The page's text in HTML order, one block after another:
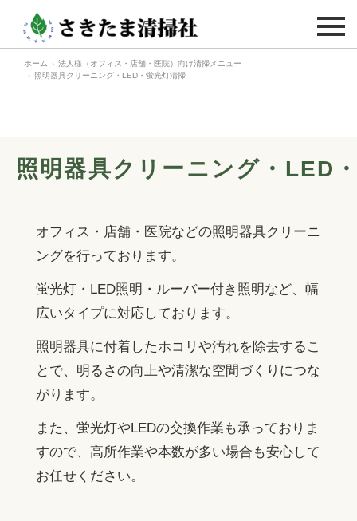
ハウスクリーニング
ガスレンジ
換気扇
浴室乾燥機
洗面台
トイレ
ガラス・サッシ・網戸
フロア（床）洗浄・ワックス
カーペット
ガラス
家庭用エアコン
業務用エアコン
トイレ
ブラインド
共有部分
介護施設者様向け居室清掃
大家様向け新築物件
大家様向け中古物件
不動産業者様向け新築物件
不動産業者様向け中古物件
ご利用の流れ
お客様の声
ハウスクリーニング
法人清掃
空室清掃
Instagram
ホーム
法人様（オフィス・店舗・医院）向け清掃メニュー
照明器具クリーニング・LED・蛍光灯清掃
照明器具クリーニング・LED
オフィス・店舗・医院などの照明器具クリーニ
ングを行っております。
蛍光灯・LED照明・ルーバー付き照明など、幅
広いタイプに対応しております。
照明器具に付着したホコリや汚れを除去するこ
とで、明るさの向上や清潔な空間づくりにつな
がります。
また、蛍光灯やLEDの交換作業も承っておりま
すので、高所作業や本数が多い場合も安心して
お任せください。